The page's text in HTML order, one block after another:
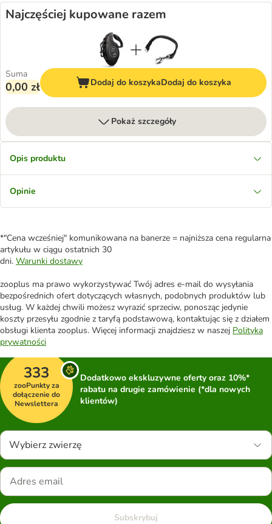
Najczęściej kupowane razem
Suma
0,00 zł Dodaj do koszykaDodaj do koszyka
Pokaż szczegóły
Opis produktu
Opinie
*"Cena wcześniej" komunikowana na banerze = najniższa cena regularna
artykułu w ciągu ostatnich 30
dni. Warunki dostawy
zooplus ma prawo wykorzystywać Twój adres e-mail do wysyłania
bezpośrednich ofert dotyczących własnych, podobnych produktów lub
usług. W każdej chwili możesz wyrazić sprzeciw, ponosząc jedynie
koszty przesyłu zgodnie z taryfą podstawową, kontaktując się z działem
obsługi klienta zooplus. Więcej informacji znajdziesz w naszej Polityka
prywatności
333
zooPunkty za
dołączenie do
Newslettera
Dodatkowo ekskluzywne oferty oraz 10%*
rabatu na drugie zamówienie (*dla nowych
klientów)
Wybierz zwierzę
Subskrybuj